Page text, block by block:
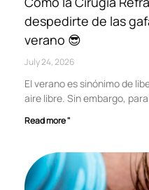
despedirte de las
verano 😎
July 24, 2026
El verano es sinónimo de
aire libre. Sin embargo,
Read more "